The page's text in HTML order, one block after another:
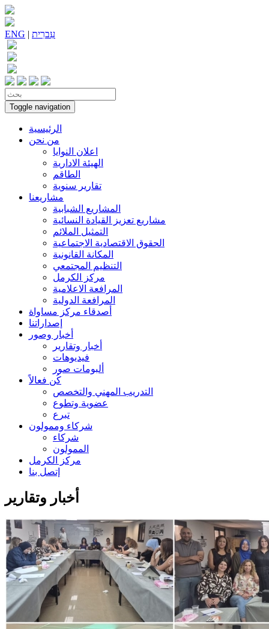
ENG | עִברִית
Toggle navigation
الرئيسية
من نحن
اعلان النوايا
الهيئة الادارية
الطاقم
تقارير سنوية
مشاريعنا
المشاريع الشبابية
مشاريع تعزيز القيادة النسائية
التمثيل الملائم
الحقوق الاقتصادية الاجتماعية
المكانة القانونية
التنظيم المجتمعي
مركز الكرمل
المرافعة الاعلامية
المرافعة الدولية
أصدقاء مركز مساواة
إصداراتنا
أخبار وصور
أخبار وتقارير
فيديوهات
ألبومات صور
كُن فعالاً
التدريب المهني والتخصص
عضوية وتطوع
تبرع
شركاء وممولون
شركاء
الممولون
مركز الكرمل
إتصل بنا
أخبار وتقارير